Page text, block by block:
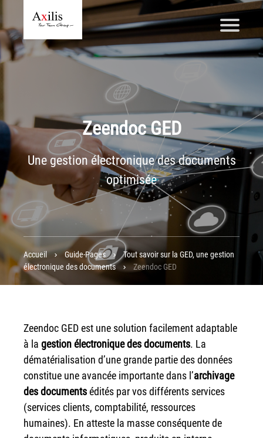
Axilis et ses engagements
Solutions dématérialisation
Dématérialisation du courrier sortant
Automatisation de factures fournisseurs
Numérisation des Notes de Frais
Sécurité et sauvegarde des données
Numérisation intelligente
Partage de fichiers et collaboration en mode sécurisé
Xerox® DocuShare®
Workplace Solutions
tout-en-un
Gammes d’équipements et services d’impression
Matériel
Imprimantes de bureau
Multifonctions
Presses numériques et imprimantes de production
Zeendoc GED
Une gestion électronique des documents
optimisée
Accueil Guide-Pages
Tout savoir sur la GED, une gestion
électronique des documents
Zeendoc GED
Zeendoc GED est une solution facilement adaptable
à la gestion électronique des documents. La
dématérialisation d’une grande partie des données
constitue une avancée importante dans l’archivage
des documentsédités par vos différents services
(services clients, comptabilité, ressources
humaines). En atteste la masse conséquente de